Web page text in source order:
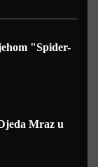
"Spider-
Mraz u